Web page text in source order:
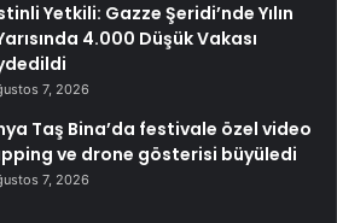
Yetkili: Gazze Şeridi’nde Yılın
4.000 Düşük Vakası
7, 2026
Taş Bina’da festivale özel video
ve drone gösterisi büyüledi
7, 2026